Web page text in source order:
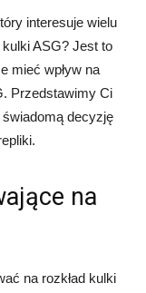
interesuje wielu
kulki ASG? Jest to
mieć wpływ na
Przedstawimy Ci
świadomą decyzję
na
na rozkład kulki